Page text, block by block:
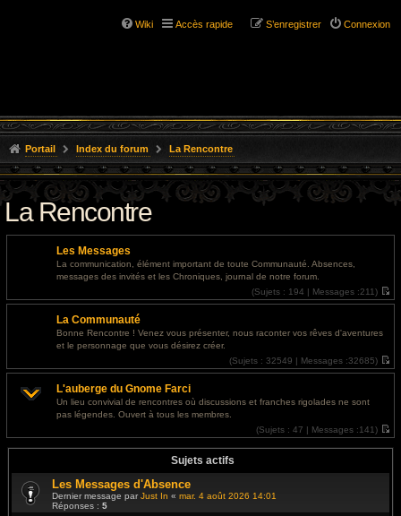
Wiki Accès rapide Connexion
S’enregistrer
Portail Index du forum La Rencontre
La Rencontre
Les Messages
La communication, élément important de toute Communauté. Absences,
messages des invités et les Chroniques, journal de notre forum.
(Sujets : 194 | Messages :211)
V
e
e
s
La Communauté
Bonne Rencontre ! Venez vous présenter, nous raconter vos rêves d'aventures
et le personnage que vous désirez créer.
(Sujets : 32549 | Messages :32685)
V
e
r
L'auberge du Gnome Farci
Un lieu convivial de rencontres où discussions et franches rigolades ne sont
pas légendes. Ouvert à tous les membres.
(Sujets : 47 | Messages :141)
V
o
Sujets actifs
Les Messages d'Absence
Dernier message parJust In « mar. 4 août 2026 14:01
Réponses : 5